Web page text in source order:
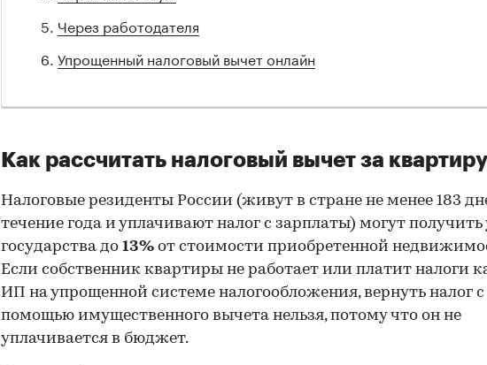
Через работодателя
Упрощенный налоговый вычет онлайн
Как рассчитать налоговый вычет за квартиру
Налоговые резиденты России (живут в стране не менее 183
течение года и уплачивают налог с зарплаты) могут получить
государства до 13% от стоимости приобретенной
Если собственник квартиры не работает или платит налоги
ИП на упрощенной системе налогообложения, вернуть налог с
помощью имущественного вычета нельзя, потому что он не
уплачивается в бюджет.